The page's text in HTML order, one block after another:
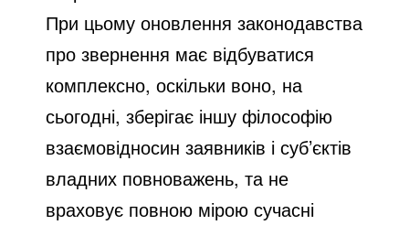
При цьому оновлення законодавства
про звернення має відбуватися
комплексно, оскільки воно, на
сьогодні, зберігає іншу філософію
взаємовідносин заявників і суб’єктів
владних повноважень, та не
враховує повною мірою сучасні